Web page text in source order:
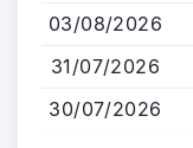
gaan
03/08/2026
31/07/2026
30/07/2026